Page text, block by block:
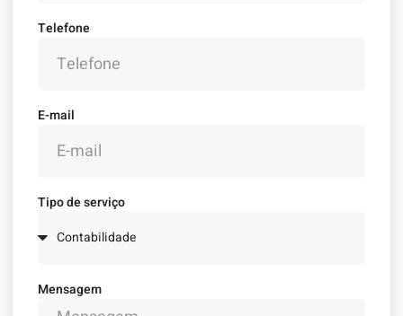
Telefone
E-mail
Tipo de serviço
Mensagem